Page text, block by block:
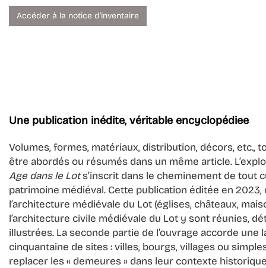
Patrimoine
Patrimoine
PATRIMOINE
immeuble
Cahors
Accéder à la notice d'inventaire
Une publication inédite, véritable encyclopédiee
Volumes, formes, matériaux, distribution, décors, etc.,
être abordés ou résumés dans un même article.
Age dans le Lots’inscrit dans le cheminement de tout
patrimoine médiéval. Cette publication éditée en
l’architecture médiévale du Lot (églises, châteaux,
l’architecture civile médiévale du Lot y sont réunies,
illustrées. La seconde partie de l’ouvrage accorde une
cinquantaine de sites : villes, bourgs, villages ou
replacer les « demeures » dans leur contexte